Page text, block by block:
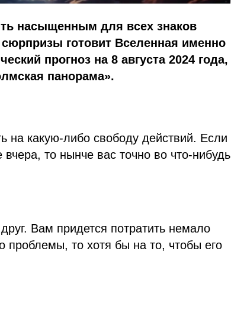
насыщенным для всех знаков
сюрпризы готовит Вселенная именно
прогноз на 8 августа 2024 года,
панорама».
на какую-либо свободу действий. Если
то нынче вас точно во что-нибудь
Вам придется потратить немало
проблемы, то хотя бы на то, чтобы его